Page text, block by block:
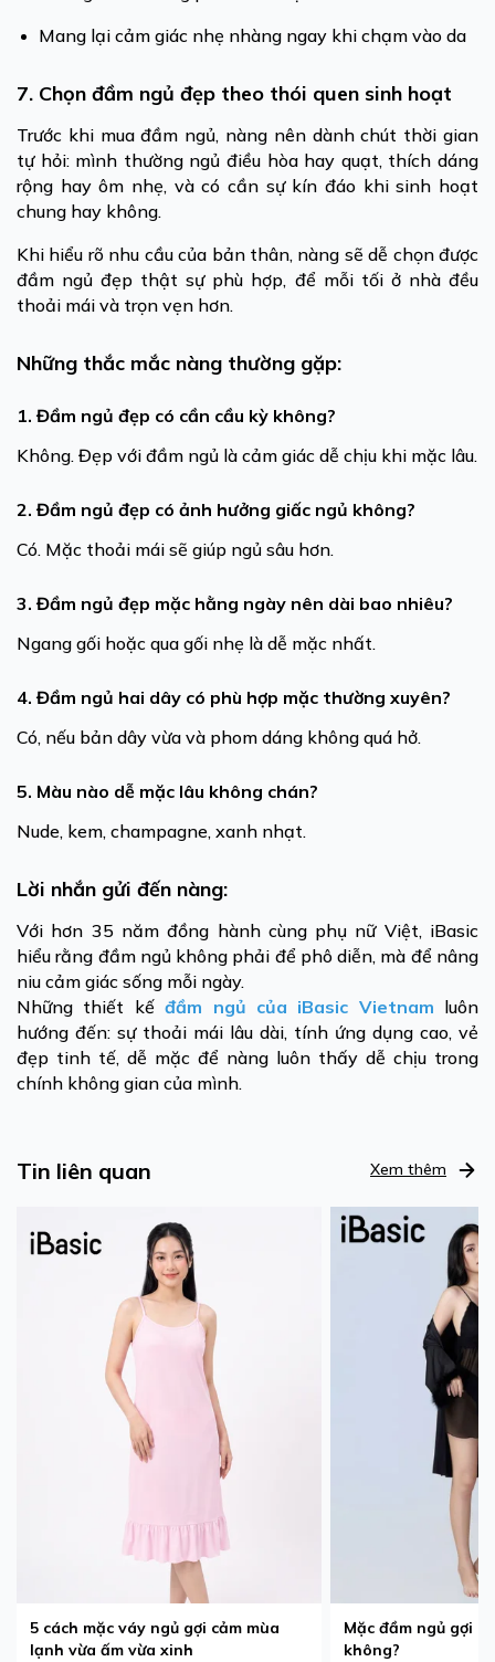
Mang lại cảm giác nhẹ nhàng ngay khi chạm vào da
7. Chọn đầm ngủ đẹp theo thói quen sinh hoạt
Trước khi mua đầm ngủ, nàng nên dành chút thời gian
tự hỏi: mình thường ngủ điều hòa hay quạt, thích dáng
rộng hay ôm nhẹ, và có cần sự kín đáo khi sinh hoạt
chung hay không.
Khi hiểu rõ nhu cầu của bản thân, nàng sẽ dễ chọn được
đầm ngủ đẹp thật sự phù hợp, để mỗi tối ở nhà đều
thoải mái và trọn vẹn hơn.
Những thắc mắc nàng thường gặp:
1. Đầm ngủ đẹp có cần cầu kỳ không?
Không. Đẹp với đầm ngủ là cảm giác dễ chịu khi mặc lâu.
2. Đầm ngủ đẹp có ảnh hưởng giấc ngủ không?
Có. Mặc thoải mái sẽ giúp ngủ sâu hơn.
3. Đầm ngủ đẹp mặc hằng ngày nên dài bao nhiêu?
Ngang gối hoặc qua gối nhẹ là dễ mặc nhất.
4. Đầm ngủ hai dây có phù hợp mặc thường xuyên?
Có, nếu bản dây vừa và phom dáng không quá hở.
5. Màu nào dễ mặc lâu không chán?
Nude, kem, champagne, xanh nhạt.
Lời nhắn gửi đến nàng:
Với hơn 35 năm đồng hành cùng phụ nữ Việt, iBasic
hiểu rằng đầm ngủ không phải để phô diễn, mà để nâng
niu cảm giác sống mỗi ngày.
Những thiết kếđầm ngủ của iBasic Vietnam luôn
hướng đến: sự thoải mái lâu dài, tính ứng dụng cao, vẻ
đẹp tinh tế, dễ mặc để nàng luôn thấy dễ chịu trong
chính không gian của mình.
Tin liên quan Xem thêm
5 cách mặc váy ngủ gợi cảm mùa
lạnh vừa ấm vừa xinh
Mặc đầm ngủ gợi
không?